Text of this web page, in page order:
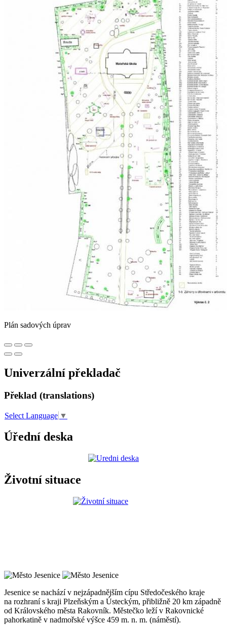
Plán sadových úprav
Univerzální překladač
Překlad (translations)
Select Language ▼
Úřední deska
Životní situace
Jesenice se nachází v nejzápadnějším cípu Středočeského kraje
na rozhraní s kraji Plzeňským a Ústeckým, přibližně 20 km západně
od Královského města Rakovník. Městečko leží v Rakovnické
pahorkatině v nadmořské výšce 459 m. n. m. (náměstí).